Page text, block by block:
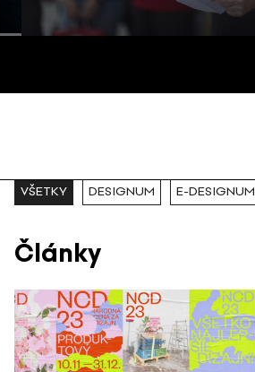
VŠETKY DESIGNUM E-DESIGNUM
Články